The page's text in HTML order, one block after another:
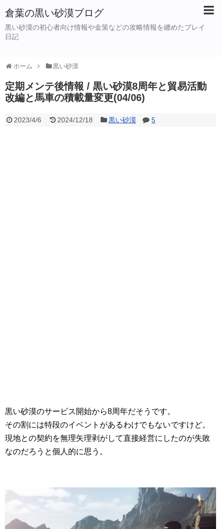
倉葉の黒い砂漠ブログ
黒い砂漠の初心者向け情報や金策などの攻略情報を纏めたプレイ
日記
ホーム 黒い砂漠
定期メンテ後情報 / 黒い砂漠8周年と貿易活動
改編と馬車の積載量変更(04/06)
2023/4/6 2024/12/18 黒い砂漠 5
黒い砂漠のサービス開始から8周年だそうです。
その割には特段のイベントがあるわけでもないですけど。
現地との契約を無理矢理剥がして直接経営にしたのが失敗
なのだろうと個人的に思う。